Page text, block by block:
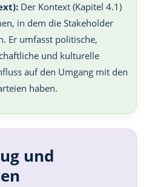
Der Kontext (Kapitel 4.1)
in dem die Stakeholder
Er umfasst politische,
und kulturelle
auf den Umgang mit den
haben.
und